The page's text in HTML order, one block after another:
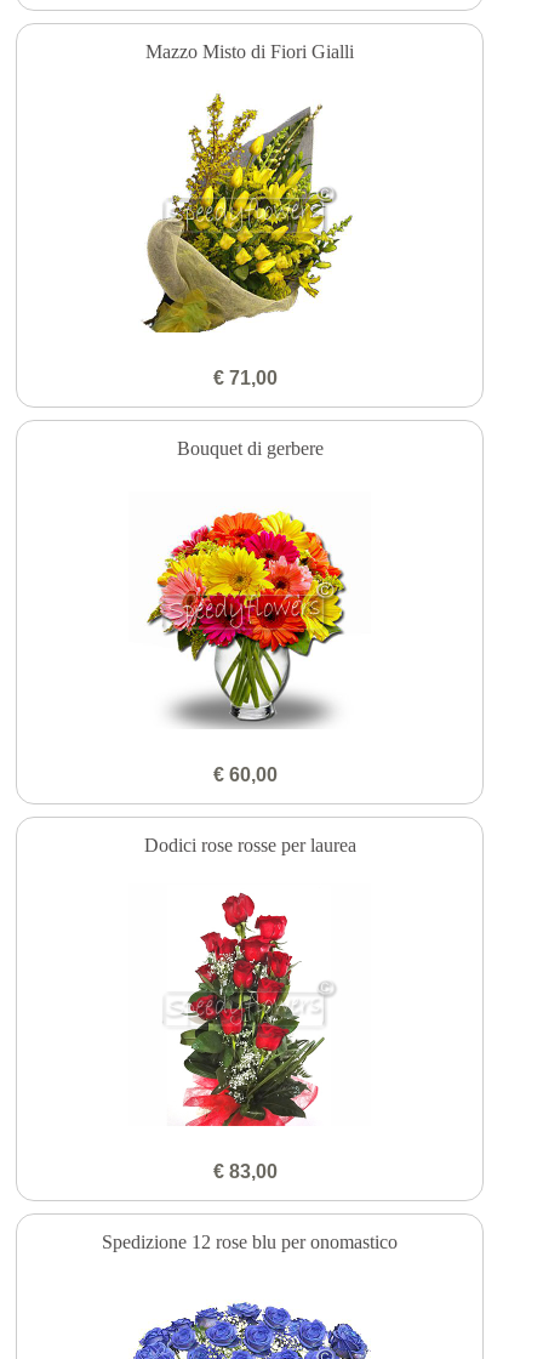
Mazzo Misto di Fiori Gialli
€ 71,00
Bouquet di gerbere
€ 60,00
Dodici rose rosse per laurea
€ 83,00
Spedizione 12 rose blu per onomastico